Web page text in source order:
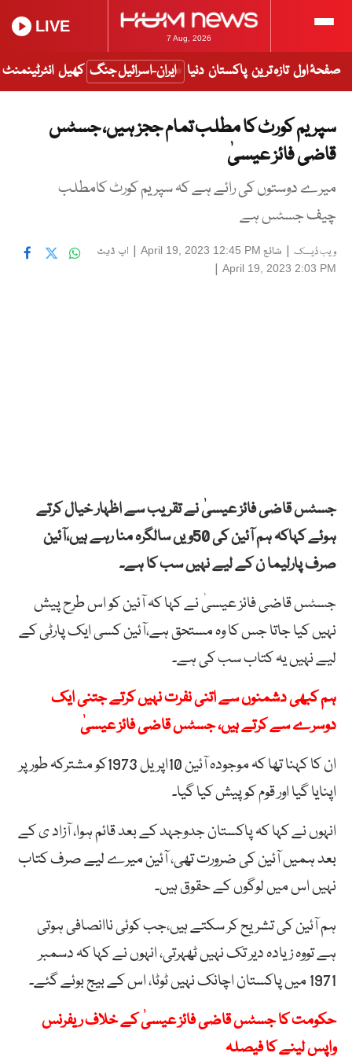
7 Aug, 2026
LIVE
صفحۂ اول تازہ ترین پاکستان دنیا ایران-اسرائیل جنگ کھیل انٹرٹینمنٹ
سپریم کورٹ کا مطلب تمام ججز ہیں، جسٹس
قاضی فائز عیسیٰ
میرے دوستوں کی رائے ہے کہ سپریم کورٹ کامطلب
چیف جسٹس ہے
ویب ڈیسک | شائع April 19, 2023 12:45 PM
| اپ ڈیٹ
April 19, 2023 2:03 PM
|
جسٹس قاضی فائز عیسیٰ نے تقریب سے اظہار خیال کرتے
ہوئے کہاکہ ہم آئین کی 50ویں سالگرہ منا رہے ہیں،آئین
صرف پارلیما ن کے لیے نہیں سب کا ہے۔
جسٹس قاضی فائز عیسیٰ نے کہا کہ آئین کو اس طرح پیش
نہیں کیا جاتا جس کا وہ مستحق ہے،آئین کسی ایک پارٹی کے
لیے نہیں یہ کتاب سب کی ہے۔
ہم کبھی دشمنوں سے اتنی نفرت نہیں کرتے جتنی ایک
دوسرے سے کرتے ہیں، جسٹس قاضی فائز عیسیٰ
ان کا کہنا تھا کہ موجودہ آئین 10اپریل 1973کو مشترکہ طور پر
اپنایا گیا اور قوم کو پیش کیا گیا۔
انہوں نے کہا کہ پاکستان جدوجہد کے بعد قائم ہوا، آزاد ی کے
بعد ہمیں آئین کی ضرورت تھی، آئین میرے لیے صرف کتاب
نہیں اس میں لوگوں کے حقوق ہیں۔
ہم آئین کی تشریح کر سکتے ہیں،جب کوئی ناانصافی ہوتی
ہے تووہ زیادہ دیر تک نہیں ٹھہرتی، انہوں نے کہا کہ دسمبر
1971 میں پاکستان اچانک نہیں ٹوٹا، اس کے بیج بوئے گئے۔
حکومت کا جسٹس قاضی فائز عیسیٰ کے خلاف ریفرنس
واپس لینے کا فیصلہ